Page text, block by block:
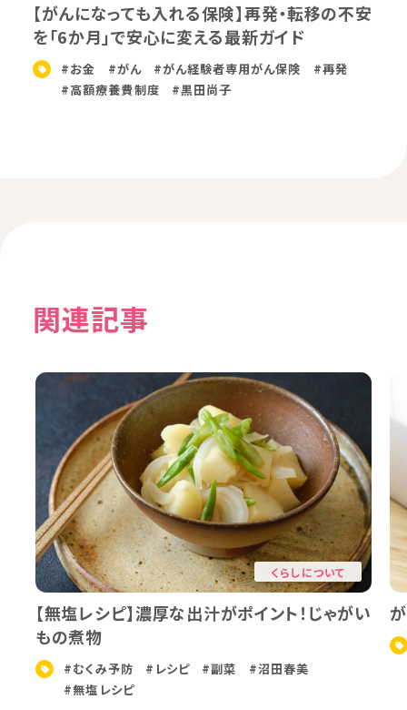
【がんになっても入れる保険】再発・転移の不安
を「6か月」で安心に変える最新ガイド
#お金 #がん #がん経験者専用がん保険
#再発
#高額療養費制度
#黒田尚子
関連記事
くらしについて
【無塩レシピ】濃厚な出汁がポイント！じゃがい
もの煮物
#むくみ予防 #レシピ #副菜
#沼田春美
#無塩レシピ